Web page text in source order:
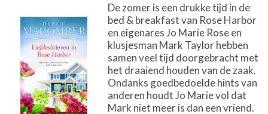
De zomer is een drukke tijd in de
bed & breakfast van Rose Harbor
en eigenares Jo Marie Rose en
klusjesman Mark Taylor hebben
samen veel tijd doorgebracht met
het draaiend houden van de zaak.
Ondanks goedbedoelde hints van
anderen houdt Jo Marie vol dat
Mark niet meer is dan een vriend.